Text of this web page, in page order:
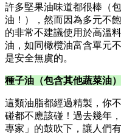
許多堅果油味道都很棒（
油！），然而因為多元不
的非常不建議使用於高溫
油，如同橄欖油富含單元
是安全無虞的。
種子油（包含其他蔬菜油）
這類油脂都經過精製，你
碰都不應該碰！過去幾年
專家」的鼓吹下，讓人們